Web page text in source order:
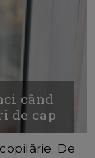
când
de cap
De